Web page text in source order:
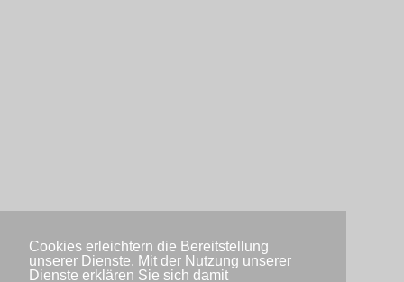
Cookies erleichtern die Bereitstellung
unserer Dienste. Mit der Nutzung unserer
Dienste erklären Sie sich damit